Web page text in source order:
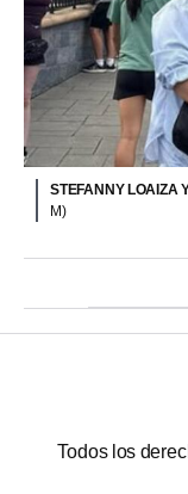
STEFANNY LOAIZA
M)
Todos los